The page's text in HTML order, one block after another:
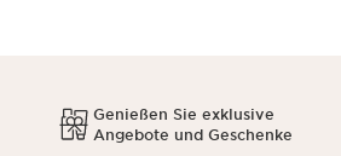
Genießen Sie exklusive
Angebote und Geschenke